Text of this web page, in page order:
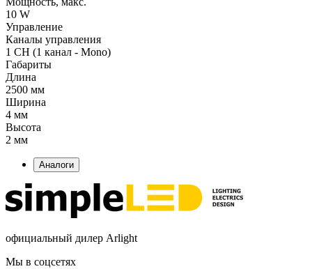
10 W
Управление
Каналы управления
1 CH (1 канал - Mono)
Габариты
Длина
2500 мм
Ширина
4 мм
Высота
2 мм
Аналоги
официальный дилер Arlight
Мы в соцсетях